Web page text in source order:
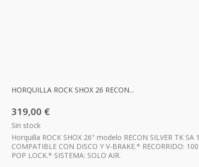
HORQUILLA ROCK SHOX 26 RECON...
319,00 €
Sin stock
Horquilla ROCK SHOX 26" modelo RECON SILVER TK SA
COMPATIBLE CON DISCO Y V-BRAKE.* RECORRIDO:
POP LOCK.* SISTEMA: SOLO AIR.